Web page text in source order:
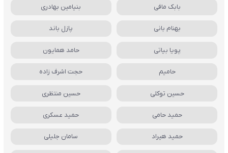
بابک مافی بنیامین بهادری
بهنام بانی پازل باند
پویا بیاتی حامد همایون
حامیم حجت اشرف زاده
حسین توکلی حسین منتظری
حمید حامی حمید عسکری
حمید هیراد سامان جلیلی